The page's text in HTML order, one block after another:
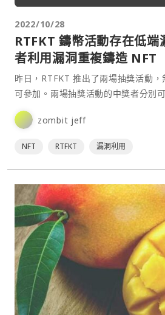
2022/10/28
RTFKT 鑄幣活動存在低端
者利用漏洞重複鑄造 NFT
昨日，RTFKT 推出了兩場抽獎活動
可參加。兩場抽獎活動的中獎者分別
行李箱 NFT (總量 888 個) 及
個）的鑄造資格。然而，除了鑄幣體
zombit jeff
NFT RTFKT 漏洞利用